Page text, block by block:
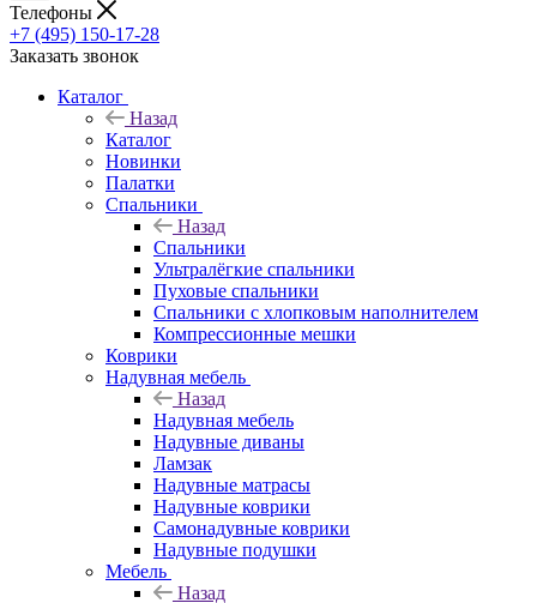
Телефоны
+7 (495) 150-17-28
Заказать звонок
Каталог
Назад
Каталог
Новинки
Палатки
Спальники
Назад
Спальники
Ультралёгкие спальники
Пуховые спальники
Спальники с хлопковым наполнителем
Компрессионные мешки
Коврики
Надувная мебель
Назад
Надувная мебель
Надувные диваны
Ламзак
Надувные матрасы
Надувные коврики
Самонадувные коврики
Надувные подушки
Мебель
Назад